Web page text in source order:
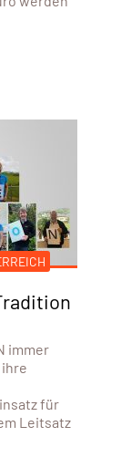
immer
für
Leitsatz